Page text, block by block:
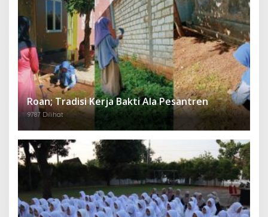
Roan; Tradisi Kerja Bakti Ala Pesantren
9787 Dilihat